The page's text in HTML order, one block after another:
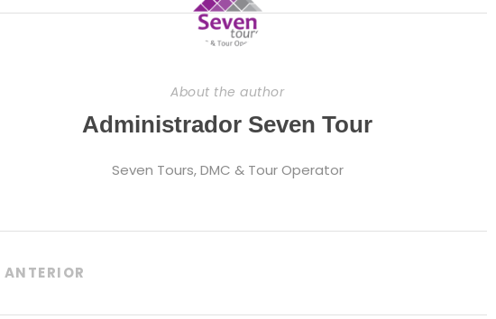
About the author
Administrador Seven Tour
Seven Tours, DMC & Tour Operator
ANTERIOR